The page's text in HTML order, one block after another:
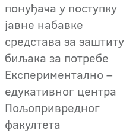
понуђача у поступку
јавне набавке
средстава за заштиту
биљака за потребе
Експериментално –
едукативног центра
Пољопривредног
факултета